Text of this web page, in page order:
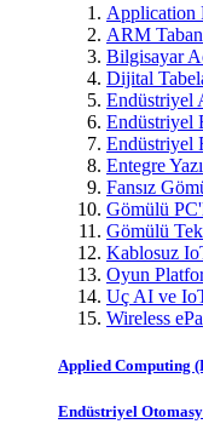
Application
ARM
Bilgisayar
Dijital
Endüstriyel
Endüstriyel
Endüstriyel
Entegre
Fansız
Gömülü
Gömülü
Kablosuz
Oyun
Uç AI ve
Wireless
Applied Computing
Endüstriyel